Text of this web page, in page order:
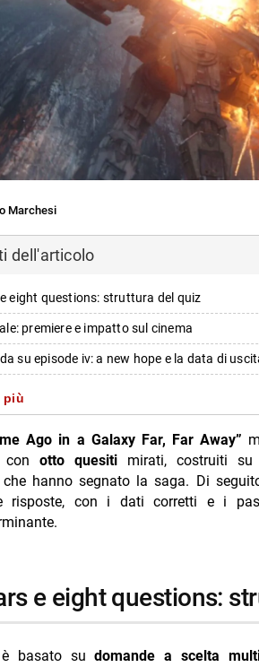
Marchesi
dell'articolo
eight questions: struttura del quiz
premiere e impatto sul cinema
su episode iv: a new hope e la data di
a new hope, autore e scelte economiche
e gestione di profitti e merchandising
strikes back: “no, i am your father” e la
scena nella duellistica su cloud city
e voce dietro il maestro jedi
da 4,05 miliardi e inizio produzione del
e come viene interpretato
più
Ago in a Galaxy Far, Far Away”
otto quesitimirati, costruiti su
che hanno segnato la saga. Di
risposte, con i dati corretti e i
e eight questions:
è basato sudomande a scelta